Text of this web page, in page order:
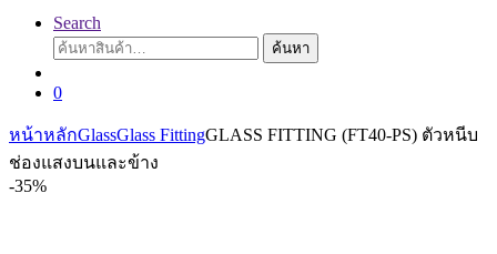
Search
ค้นหา:
ค้นหา
0
หน้าหลักGlassGlass FittingGLASS FITTING (FT40-PS) ตัวหนีบ
ช่องแสงบนและข้าง
-35%